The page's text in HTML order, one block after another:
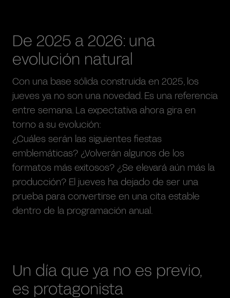
De 2025 a 2026: una
evolución natural
Con una base sólida construida en 2025, los
jueves ya no son una novedad. Es una referencia
entre semana. La expectativa ahora gira en
torno a su evolución:
¿Cuáles serán las siguientes fiestas
emblemáticas? ¿Volverán algunos de los
formatos más exitosos? ¿Se elevará aún más la
producción? El jueves ha dejado de ser una
prueba para convertirse en una cita estable
dentro de la programación anual.
Un día que ya no es previo,
es protagonista